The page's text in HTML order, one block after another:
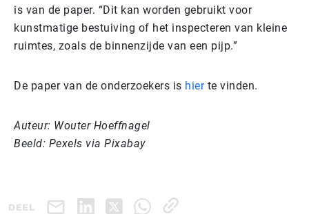
is van de paper. “Dit kan worden gebruikt voor
kunstmatige bestuiving of het inspecteren van kleine
ruimtes, zoals de binnenzijde van een pijp.”
De paper van de onderzoekers is hierte vinden.
Auteur: Wouter Hoeffnagel
Beeld: Pexels via Pixabay
DEEL